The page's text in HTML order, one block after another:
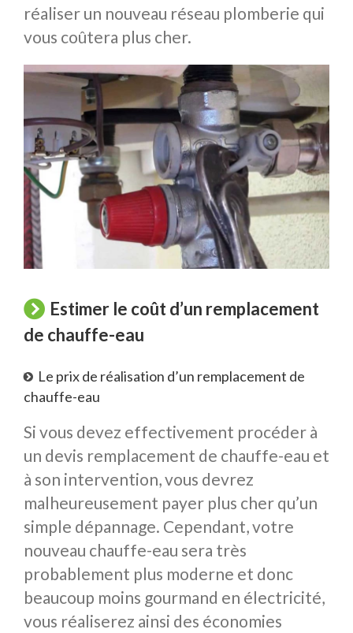
réaliser un nouveau réseau plomberie qui
vous coûtera plus cher.
Estimer le coût d’un remplacement
de chauffe-eau
Le prix de réalisation d’un remplacement de
chauffe-eau
Si vous devez effectivement procéder à
un devis remplacement de chauffe-eau et
à son intervention, vous devrez
malheureusement payer plus cher qu’un
simple dépannage. Cependant, votre
nouveau chauffe-eau sera très
probablement plus moderne et donc
beaucoup moins gourmand en électricité,
vous réaliserez ainsi des économies